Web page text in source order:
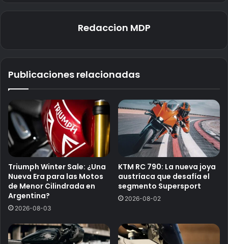
Redaccion MDP
Publicaciones relacionadas
Triumph Winter Sale: ¿Una
Nueva Era para las Motos
de Menor Cilindrada en
Argentina?
2026-08-03
KTM RC 790: La nueva joya
austríaca que desafía el
segmento Supersport
2026-08-02